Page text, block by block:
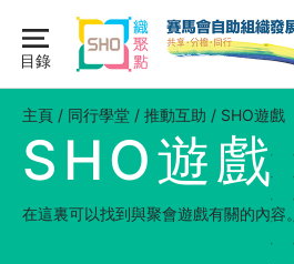
content
目錄
主頁
同行學堂
主頁 / 同行學堂 / 推動互助 / SHO遊戲
SHO遊戲
在這裏可以找到與聚會遊戲有關的內容。